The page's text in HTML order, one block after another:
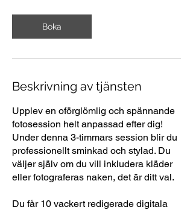
Boka
Beskrivning av tjänsten
Upplev en oförglömlig och spännande
fotosession helt anpassad efter dig!
Under denna 3-timmars session blir du
professionellt sminkad och stylad. Du
väljer själv om du vill inkludera kläder
eller fotograferas naken, det är ditt val.
Du får 10 vackert redigerade digitala